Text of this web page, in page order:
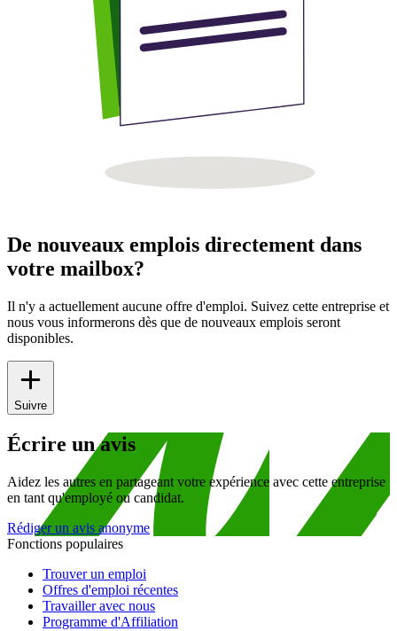
De nouveaux emplois directement dans
votre mailbox?
Il n'y a actuellement aucune offre d'emploi. Suivez cette entreprise et
nous vous informerons dès que de nouveaux emplois seront
disponibles.
Suivre
Écrire un avis
Aidez les autres en partageant votre expérience avec cette entreprise
en tant qu'employé ou candidat.
Rédiger un avis anonyme
Fonctions populaires
Trouver un emploi
Offres d'emploi récentes
Travailler avec nous
Programme d'Affiliation